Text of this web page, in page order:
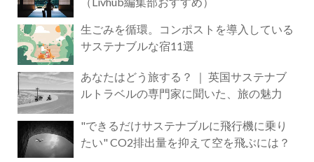
生ごみを循環。コンポストを導入している
サステナブルな宿11選
あなたはどう旅する？ ｜ 英国サステナブ
ルトラベルの専門家に聞いた、旅の魅力
"できるだけサステナブルに飛行機に乗り
たい" CO2排出量を抑えて空を飛ぶには？